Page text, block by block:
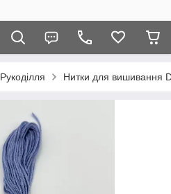
Рукоділля Нитки для вишивання